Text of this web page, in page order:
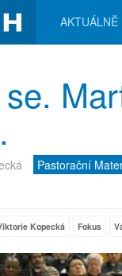
AKTUÁLNĚ
Pastorační
Kopecká Fokus